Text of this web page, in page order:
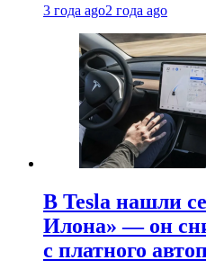
3 года ago2 года ago
В Tesla нашли
Илона» — он
с платного